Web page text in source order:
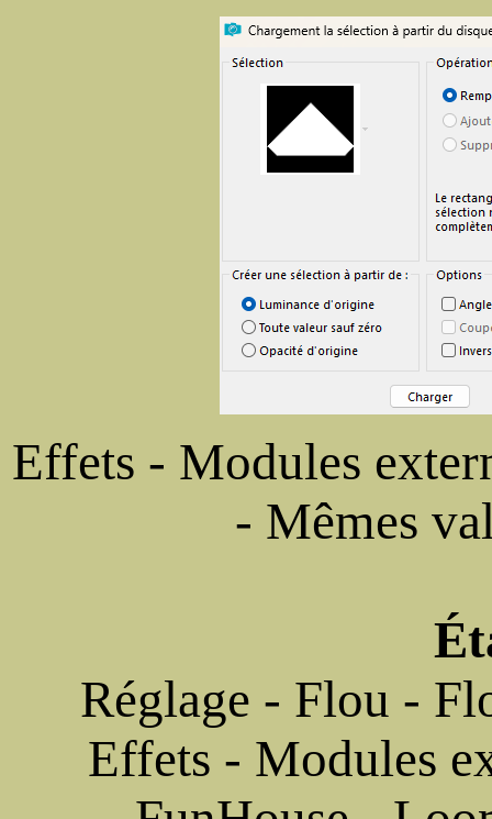
Effets - Modules
- Mêmes
Réglage - Flou -
Effets - Modules